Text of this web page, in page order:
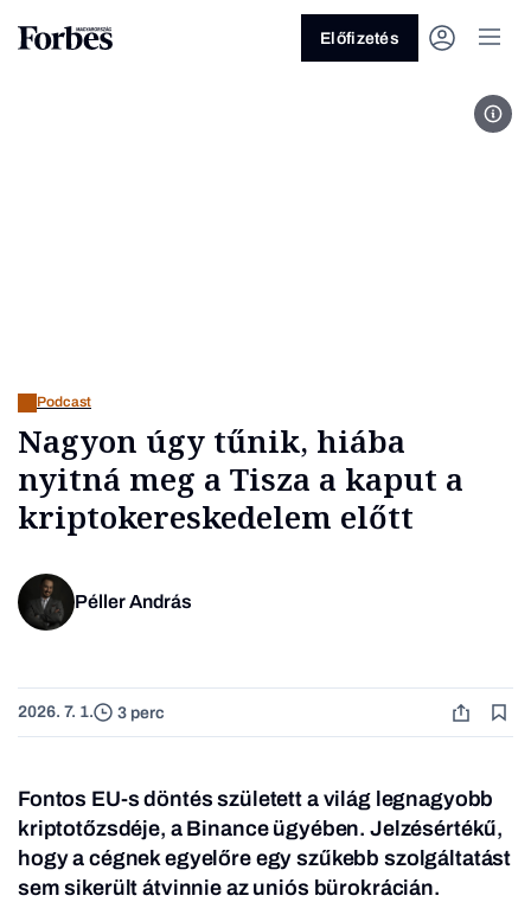
Előfizetés
Podcast
Nagyon úgy tűnik, hiába
nyitná meg a Tisza a kaput a
kriptokereskedelem előtt
Péller András
2026. 7. 1. 3 perc
Fontos EU-s döntés született a világ legnagyobb
kriptotőzsdéje, a Binance ügyében. Jelzésértékű,
hogy a cégnek egyelőre egy szűkebb szolgáltatást
sem sikerült átvinnie az uniós bürokrácián.